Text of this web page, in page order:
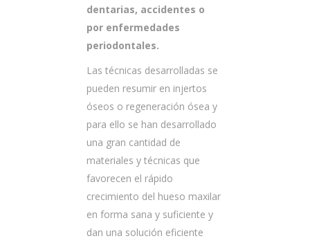
dentarias, accidentes o
por enfermedades
periodontales.
Las técnicas desarrolladas se
pueden resumir en injertos
óseos o regeneración ósea y
para ello se han desarrollado
una gran cantidad de
materiales y técnicas que
favorecen el rápido
crecimiento del hueso maxilar
en forma sana y suficiente y
dan una solución eficiente